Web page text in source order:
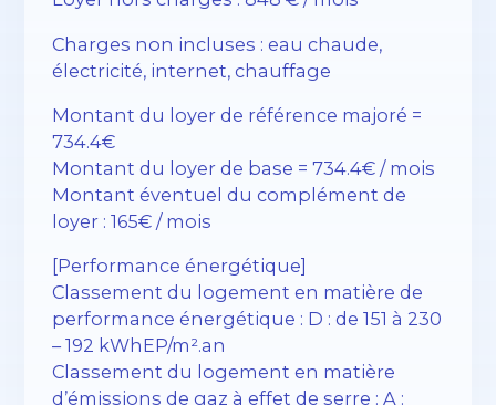
Charges non incluses : eau chaude,
électricité, internet, chauffage
Montant du loyer de référence majoré =
734.4€
Montant du loyer de base = 734.4€ / mois
Montant éventuel du complément de
loyer : 165€ / mois
[Performance énergétique]
Classement du logement en matière de
performance énergétique : D : de 151 à 230
– 192 kWhEP/m².an
Classement du logement en matière
d’émissions de gaz à effet de serre : A :